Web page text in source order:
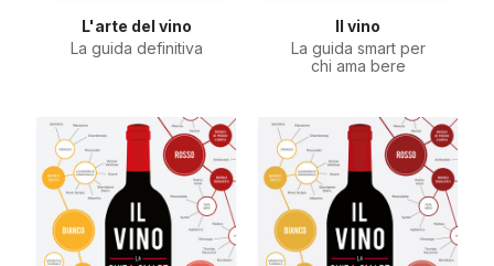
L'arte del vino
La guida definitiva
Il vino
La guida smart per
chi ama bere